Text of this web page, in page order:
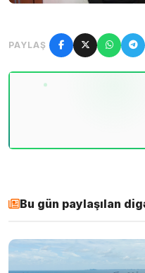
PAYLAŞ
Bu gün paylaşılan